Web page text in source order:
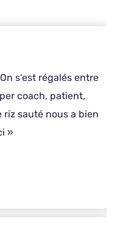
s'est régalés entre
coach, patient,
sauté nous a bien
»